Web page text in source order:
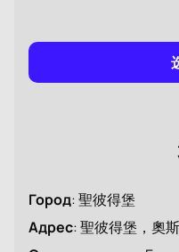
Город:聖彼得堡
Адрес:聖彼得堡，奧